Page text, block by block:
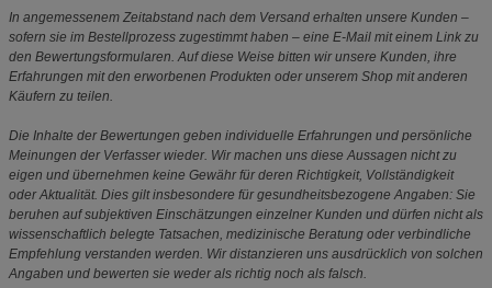
In angemessenem Zeitabstand nach dem Versand erhalten unsere Kunden –
sofern sie im Bestellprozess zugestimmt haben – eine E-Mail mit einem Link zu
den Bewertungsformularen. Auf diese Weise bitten wir unsere Kunden, ihre
Erfahrungen mit den erworbenen Produkten oder unserem Shop mit anderen
Käufern zu teilen.
Die Inhalte der Bewertungen geben individuelle Erfahrungen und persönliche
Meinungen der Verfasser wieder. Wir machen uns diese Aussagen nicht zu
eigen und übernehmen keine Gewähr für deren Richtigkeit, Vollständigkeit
oder Aktualität. Dies gilt insbesondere für gesundheitsbezogene Angaben: Sie
beruhen auf subjektiven Einschätzungen einzelner Kunden und dürfen nicht als
wissenschaftlich belegte Tatsachen, medizinische Beratung oder verbindliche
Empfehlung verstanden werden. Wir distanzieren uns ausdrücklich von solchen
Angaben und bewerten sie weder als richtig noch als falsch.